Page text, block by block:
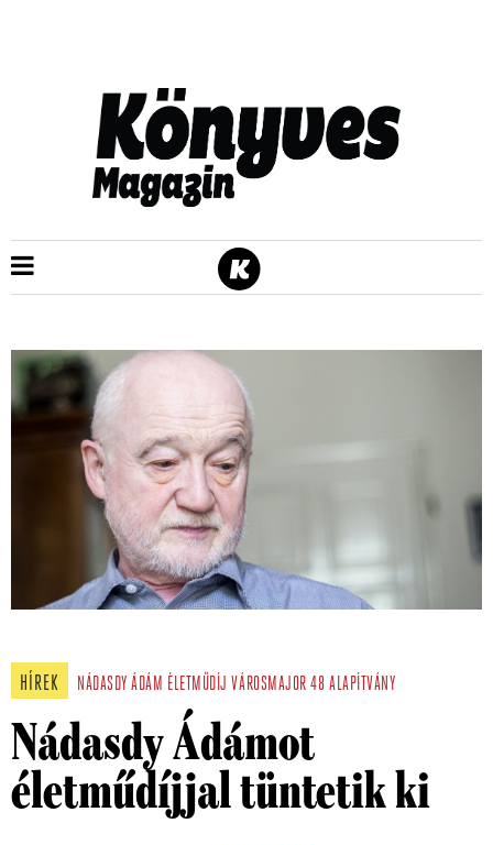
HÍREK NÁDASDY ÁDÁM ÉLETMŰDÍJ VÁROSMAJOR 48 ALAPÍTVÁNY
Nádasdy Ádámot
életműdíjjal tüntetik ki